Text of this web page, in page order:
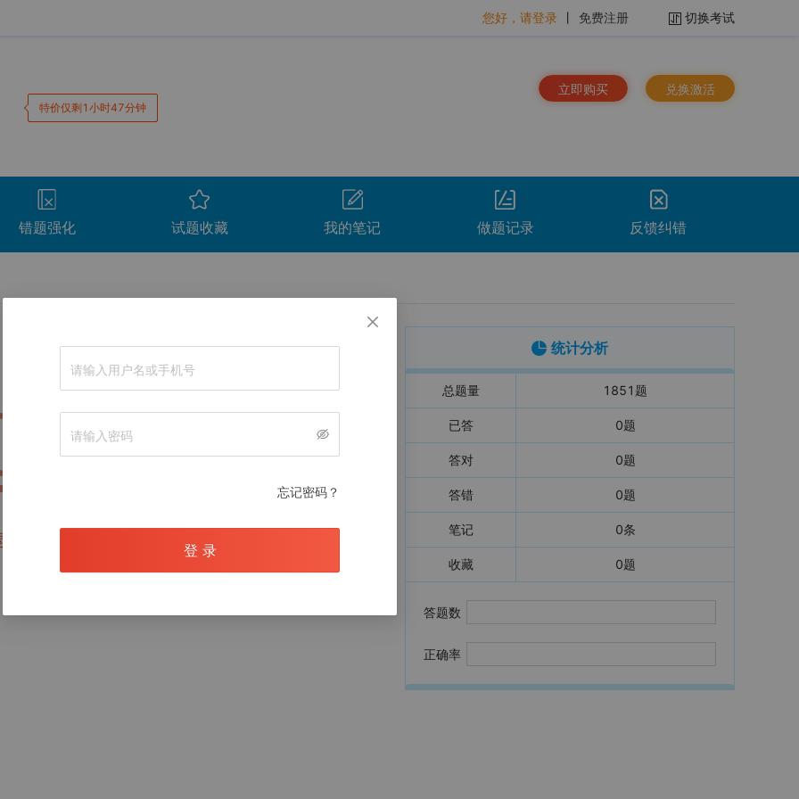
您好，请登录 丨 免费注册 切换考试
特价仅剩1小时47分钟
立即购买 兑换激活
错题强化 试题收藏 我的笔记 做题记录 反馈纠错
后查看
统计分析
总题量 1851 题
已答 0题
答对 0题
答错 0题
笔记 0条
收藏 0题
答题数
正确率
。
用时 得分 重做
忘记密码？
登 录